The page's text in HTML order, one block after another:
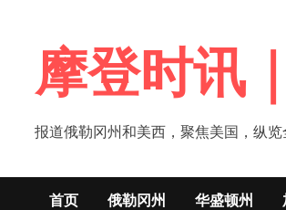
content摩登时讯
报道俄勒冈州和美西，聚焦美国，纵
首页 俄勒冈州 华盛顿州